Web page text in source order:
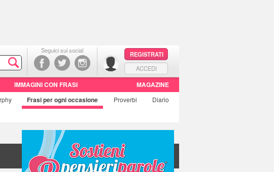
Seguici sui social
REGISTRATI
ACCEDI
IMMAGINI CON FRASI MAGAZINE
Frasiper ogni occasione Proverbi
Diario